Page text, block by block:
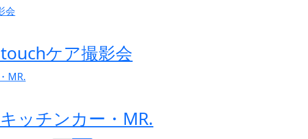
ケア撮影会
ッチンカー・MR.